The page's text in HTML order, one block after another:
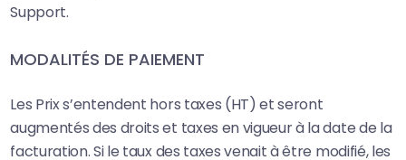
Support.
MODALITÉS DE PAIEMENT
Les Prix s’entendent hors taxes (HT) et seront
augmentés des droits et taxes en vigueur à la date de la
facturation. Si le taux des taxes venait à être modifié, les